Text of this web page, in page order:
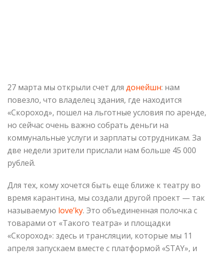
27 марта мы открыли счет для донейшн: нам
повезло, что владелец здания, где находится
«Скороход», пошел на льготные условия по аренде,
но сейчас очень важно собрать деньги на
коммунальные услуги и зарплаты сотрудникам. За
две недели зрители прислали нам больше 45 000
рублей.
Для тех, кому хочется быть еще ближе к театру во
время карантина, мы создали другой проект — так
называемую love’kу. Это объединенная полочка с
товарами от «Такого театра» и площадки
«Скороход»: здесь и трансляции, которые мы 11
апреля запускаем вместе с платформой «STAY», и